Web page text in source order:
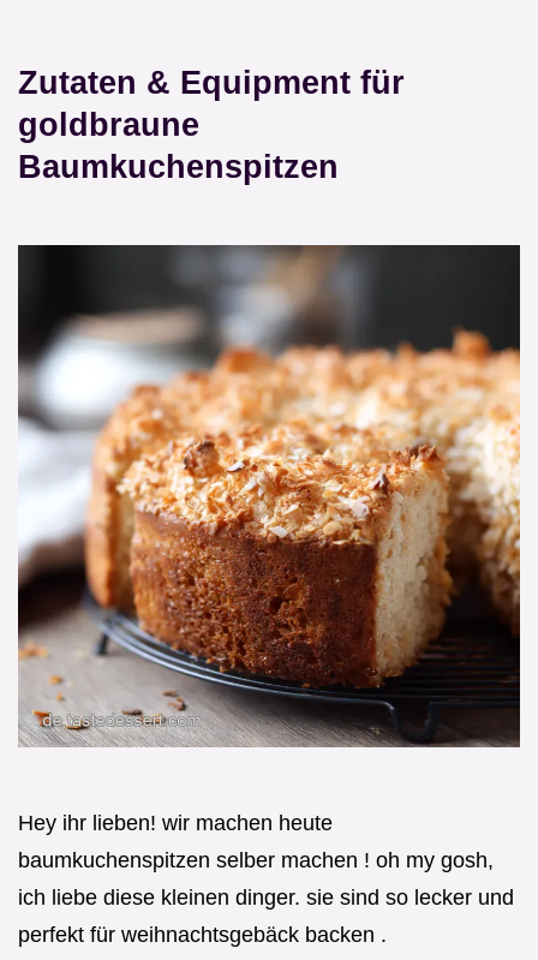
Zutaten & Equipment für
goldbraune
Baumkuchenspitzen
Hey ihr lieben! wir machen heute
baumkuchenspitzen selber machen ! oh my gosh,
ich liebe diese kleinen dinger. sie sind so lecker und
perfekt für weihnachtsgebäck backen .